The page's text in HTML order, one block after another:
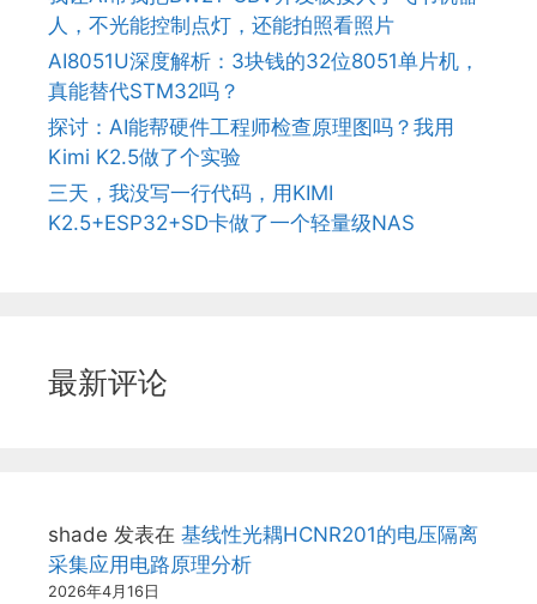
人，不光能控制点灯，还能拍照看照片
AI8051U深度解析：3块钱的32位8051单片机，
真能替代STM32吗？
探讨：AI能帮硬件工程师检查原理图吗？我用
Kimi K2.5做了个实验
三天，我没写一行代码，用KIMI
K2.5+ESP32+SD卡做了一个轻量级NAS
最新评论
shade 发表在 基线性光耦HCNR201的电压隔离
采集应用电路原理分析
2026年4月16日